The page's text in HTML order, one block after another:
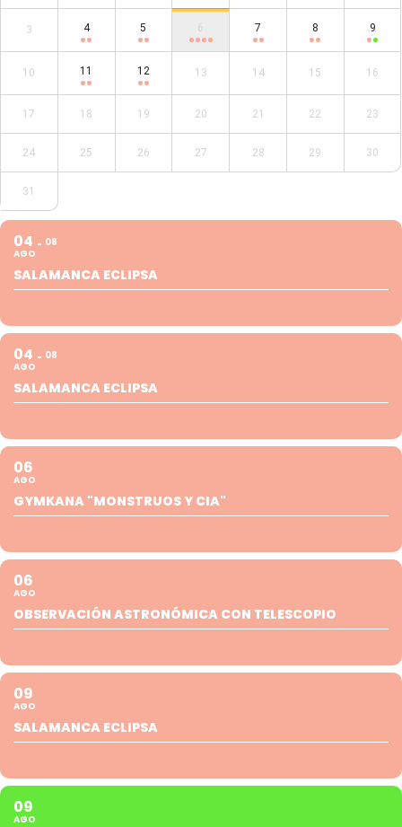
3 4 5 6 7 8 9
10 11 12 13 14 15 16
17 18 19 20 21 22 23
24 25 26 27 28 29 30
31
04
AGO
08
SALAMANCA ECLIPSA
04
AGO
08
SALAMANCA ECLIPSA
06
AGO
GYMKANA "MONSTRUOS Y CIA"
06
AGO
OBSERVACIÓN ASTRONÓMICA CON TELESCOPIO
09
AGO
SALAMANCA ECLIPSA
09
AGO